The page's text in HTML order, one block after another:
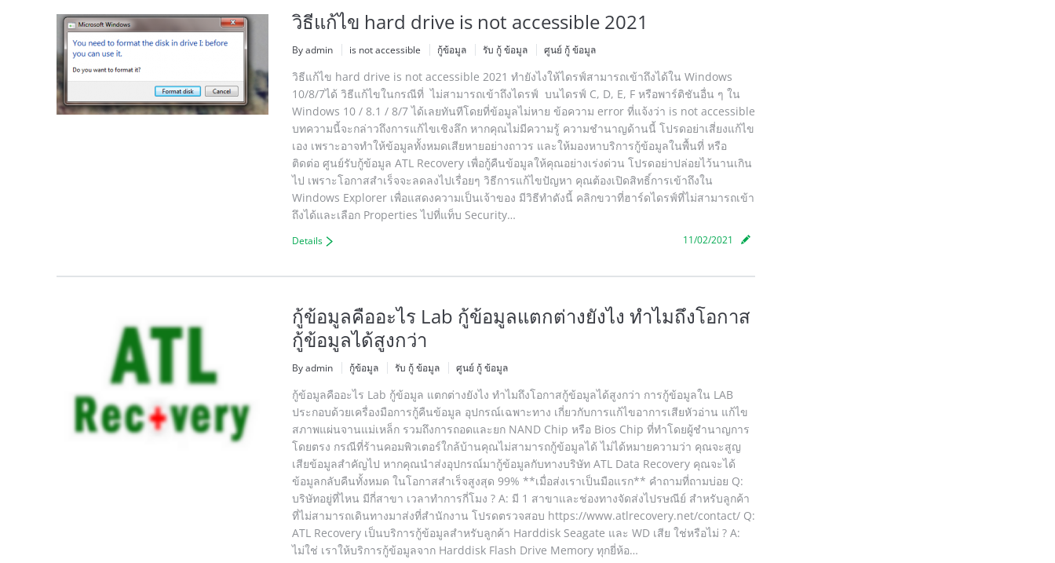
วิธีแก้ไข hard drive is not accessible 2021
By admin is not accessible กู้ข้อมูล รับ กู้ ข้อมูล ศูนย์ กู้ ข้อมูล
วิธีแก้ไข hard drive is not accessible 2021 ทำยังไงให้ไดรฟ์สามารถเข้าถึงได้ใน Windows
10/8/7ได้ วิธีแก้ไขในกรณีที่ ไม่สามารถเข้าถึงไดรฟ์ บนไดรฟ์ C, D, E, F หรือพาร์ติชันอื่น ๆ ใน
Windows 10 / 8.1 / 8/7 ได้เลยทันทีโดยที่ข้อมูลไม่หาย ข้อความ error ที่แจ้งว่า is not accessible
บทความนี้จะกล่าวถึงการแก้ไขเชิงลึก หากคุณไม่มีความรู้ ความชำนาญด้านนี้ โปรดอย่าเสี่ยงแก้ไข
เอง เพราะอาจทำให้ข้อมูลทั้งหมดเสียหายอย่างถาวร และให้มองหาบริการกู้ข้อมูลในพื้นที่ หรือ
ติดต่อ ศูนย์รับกู้ข้อมูล ATL Recovery เพื่อกู้คืนข้อมูลให้คุณอย่างเร่งด่วน โปรดอย่าปล่อยไว้นานเกิน
ไป เพราะโอกาสสำเร็จจะลดลงไปเรื่อยๆ วิธีการแก้ไขปัญหา คุณต้องเปิดสิทธิ์การเข้าถึงใน
Windows Explorer เพื่อแสดงความเป็นเจ้าของ มีวิธีทำดังนี้ คลิกขวาที่ฮาร์ดไดรฟ์ที่ไม่สามารถเข้า
ถึงได้และเลือก Properties ไปที่แท็บ Security…
11/02/2021
Details
กู้ข้อมูลคืออะไร Lab กู้ข้อมูลแตกต่างยังไง ทำไมถึงโอกาส
กู้ข้อมูลได้สูงกว่า
By admin กู้ข้อมูล รับ กู้ ข้อมูล ศูนย์ กู้ ข้อมูล
กู้ข้อมูลคืออะไร Lab กู้ข้อมูล แตกต่างยังไง ทำไมถึงโอกาสกู้ข้อมูลได้สูงกว่า การกู้ข้อมูลใน LAB
ประกอบด้วยเครื่องมือการกู้คืนข้อมูล อุปกรณ์เฉพาะทาง เกี่ยวกับการแก้ไขอาการเสียหัวอ่าน แก้ไข
สภาพแผ่นจานแม่เหล็ก รวมถึงการถอดและยก NAND Chip หรือ Bios Chip ที่ทำโดยผู้ชำนาญการ
โดยตรง กรณีที่ร้านคอมพิวเตอร์ใกล้บ้านคุณไม่สามารถกู้ข้อมูลได้ ไม่ได้หมายความว่า คุณจะสูญ
เสียข้อมูลสำคัญไป หากคุณนำส่งอุปกรณ์มากู้ข้อมูลกับทางบริษัท ATL Data Recovery คุณจะได้
ข้อมูลกลับคืนทั้งหมด ในโอกาสสำเร็จสูงสุด 99% **เมื่อส่งเราเป็นมือแรก** คำถามที่ถามบ่อย Q:
บริษัทอยู่ที่ไหน มีกี่สาขา เวลาทำการกี่โมง ? A: มี 1 สาขาและช่องทางจัดส่งไปรษณีย์ สำหรับลูกค้า
ที่ไม่สามารถเดินทางมาส่งที่สำนักงาน โปรดตรวจสอบ https://www.atlrecovery.net/contact/ Q:
ATL Recovery เป็นบริการกู้ข้อมูลสำหรับลูกค้า Harddisk Seagate และ WD เสีย ใช่หรือไม่ ? A:
ไม่ใช่ เราให้บริการกู้ข้อมูลจาก Harddisk Flash Drive Memory ทุกยี่ห้อ…